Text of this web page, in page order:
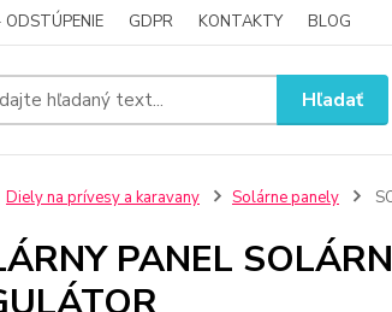
GDPR KONTAKTY BLOG
Hľadať
Diely na prívesy a karavany Solárne panely
PANEL